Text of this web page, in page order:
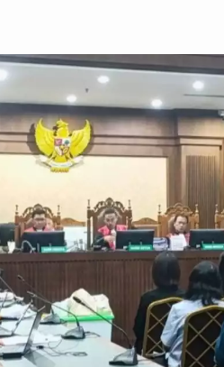
Agatha Olivia Victoria